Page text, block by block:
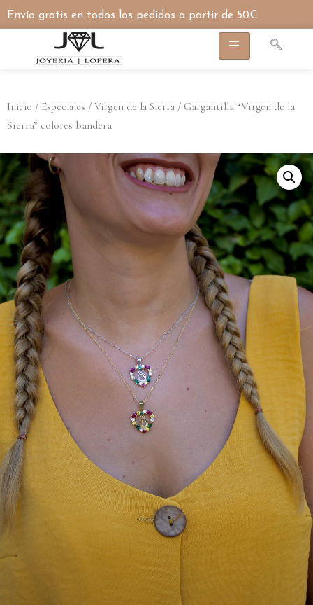
Envío gratis en todos los pedidos a partir de 50€
Inicio / Especiales / Virgen de la Sierra / Gargantilla “Virgen de la
Sierra” colores bandera